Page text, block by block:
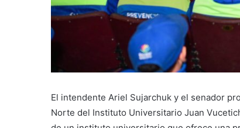
El intendente Ariel Sujarchuk y el senador
Norte del Instituto Universitario Juan